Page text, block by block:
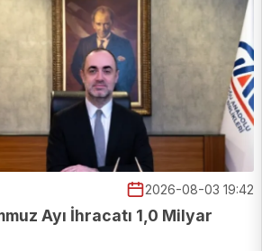
2026-08-03 19:42
Ayı İhracatı 1,0 Milyar